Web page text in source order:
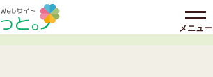
メニュー